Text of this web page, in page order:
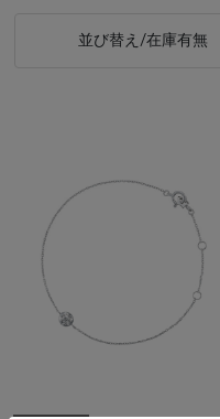
並び替え/在庫有無